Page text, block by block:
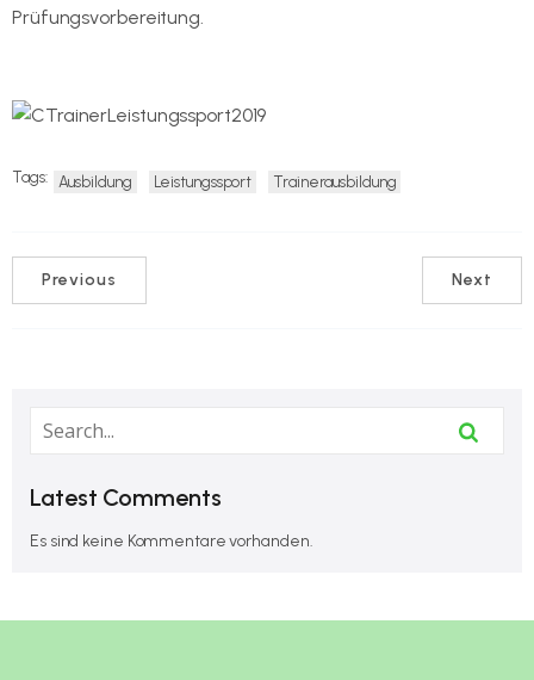
Prüfungsvorbereitung.
Tags: Ausbildung Leistungssport Trainerausbildung
Previous Next
Latest Comments
Es sind keine Kommentare vorhanden.